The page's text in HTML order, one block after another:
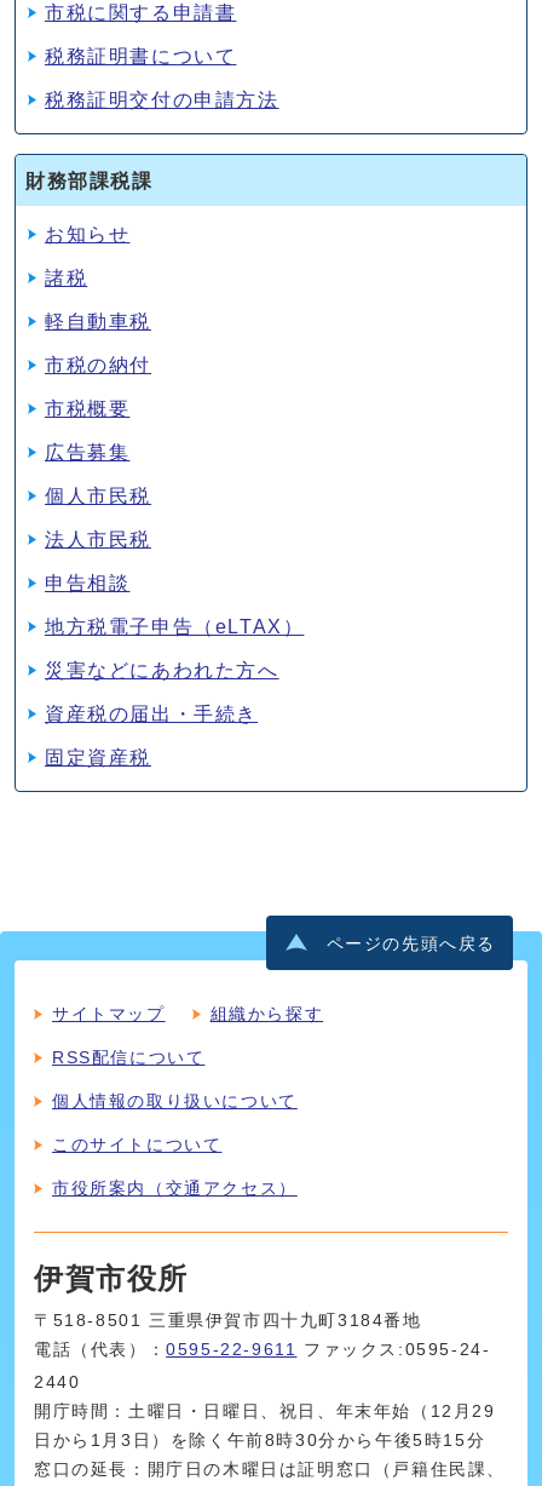
市税に関する申請書
税務証明書について
税務証明交付の申請方法
財務部課税課
お知らせ
諸税
軽自動車税
市税の納付
市税概要
広告募集
個人市民税
法人市民税
申告相談
地方税電子申告（eLTAX）
災害などにあわれた方へ
資産税の届出・手続き
固定資産税
ページの先頭へ戻る
サイトマップ 組織から探す
RSS配信について
個人情報の取り扱いについて
このサイトについて
市役所案内（交通アクセス）
伊賀市役所
〒518-8501 三重県伊賀市四十九町3184番地
電話（代表）：0595-22-9611
ファックス:0595-24-
2440
開庁時間：土曜日・日曜日、祝日、年末年始（12月29
日から1月3日）を除く午前8時30分から午後5時15分
窓口の延長：開庁日の木曜日は証明窓口（戸籍住民課、